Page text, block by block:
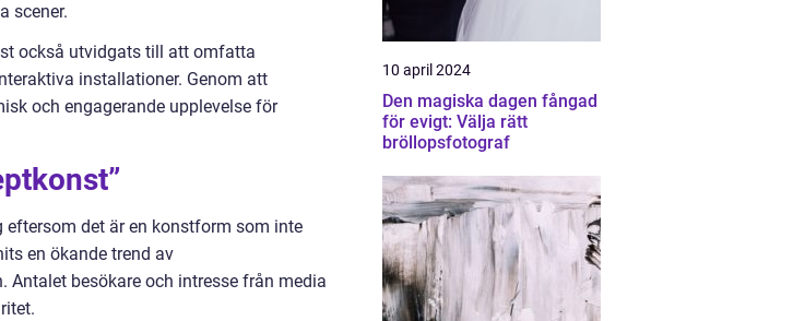
scener.
också utvidgats till att omfatta
installationer. Genom att
och engagerande upplevelse för
det är en konstform som inte
en ökande trend av
besökare och intresse från media
10 april 2024
Den magiska dagen fångad
för evigt: Välja rätt
bröllopsfotograf